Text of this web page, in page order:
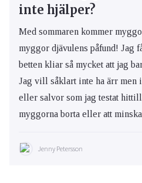
inte hjälper?
Med sommaren kommer
myggor djävulens påfund! Jag
betten kliar så mycket att jag
Jag vill såklart inte ha ärr men
eller salvor som jag testat
myggorna borta eller att
Jenny Petersson